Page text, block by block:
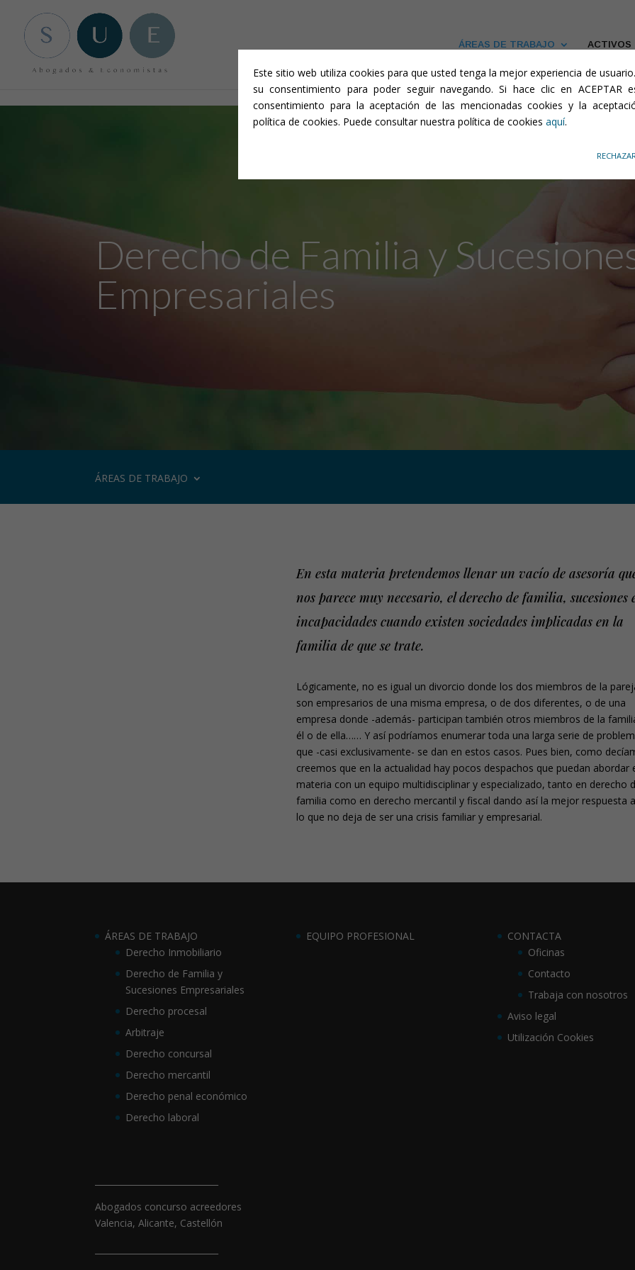
Este sitio web utiliza cookies para que usted tenga la mejor experiencia de
su consentimiento para poder seguir navegando. Si hace clic en ACEPTAR
consentimiento para la aceptación de las mencionadas cookies y la
política de cookies. Puede consultar nuestra política de cookies aquí.
ÁREAS DE TRABAJO ACTIVOS
Derecho de Familia y
Empresariales
ÁREAS DE TRABAJO
En esta materia pretendemos llenar un vacío de asesoría
nos parece muy necesario, el derecho de familia, sucesiones
incapacidades cuando existen sociedades implicadas en la
familia de que se trate.
Lógicamente, no es igual un divorcio donde los dos miembros de la
son empresarios de una misma empresa, o de dos diferentes, o de una
empresa donde -además- participan también otros miembros de la
él o de ella…… Y así podríamos enumerar toda una larga serie de
que -casi exclusivamente- se dan en estos casos. Pues bien, como
creemos que en la actualidad hay pocos despachos que puedan abordar
materia con un equipo multidisciplinar y especializado, tanto en derecho
familia como en derecho mercantil y fiscal dando así la mejor respuesta
lo que no deja de ser una crisis familiar y empresarial.
ÁREAS DE TRABAJO
Derecho Inmobiliario
Derecho de Familia y
Sucesiones Empresariales
Derecho procesal
Arbitraje
Derecho concursal
Derecho mercantil
Derecho penal económico
Derecho laboral
Abogados concurso acreedores
Valencia, Alicante, Castellón
EQUIPO PROFESIONAL
CONTACTA
Oficinas
Contacto
Trabaja con nosotros
Aviso legal
Utilización Cookies